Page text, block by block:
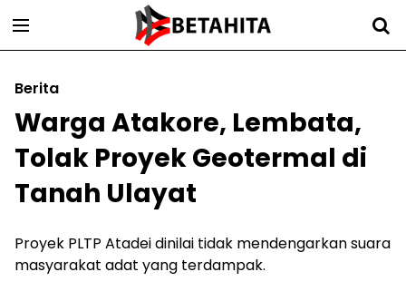
Berita
Warga Atakore, Lembata,
Tolak Proyek Geotermal di
Tanah Ulayat
Proyek PLTP Atadei dinilai tidak mendengarkan suara
masyarakat adat yang terdampak.